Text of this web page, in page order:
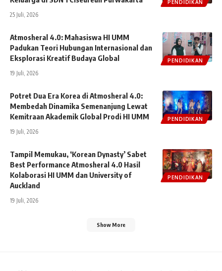
PENDIDIKAN
25 Juli, 2026
PENDIDIKAN
Atmosheral 4.0: Mahasiswa HI UMM
Padukan Teori Hubungan Internasional dan
Eksplorasi Kreatif Budaya Global
19 Juli, 2026
PENDIDIKAN
Potret Dua Era Korea di Atmosheral 4.0:
Membedah Dinamika Semenanjung Lewat
Kemitraan Akademik Global Prodi HI UMM
19 Juli, 2026
PENDIDIKAN
Tampil Memukau, ‘Korean Dynasty’ Sabet
Best Performance Atmosheral 4.0 Hasil
Kolaborasi HI UMM dan University of
Auckland
19 Juli, 2026
Show More